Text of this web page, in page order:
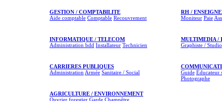
GESTION / COMPTABILITE
Aide comptable Comptable Recouvrement
RH /
Moniteur Paie
INFORMATIQUE / TELECOM
Administration bdd Installateur Technicien
MULTIMEDIA /
Graphiste / Studio
CARRIERES PUBLIQUES
Administration Armée Sanitaire / Social
Guide Éducateur
Photographe
AGRICULTURE / ENVIRONNEMENT
Ouvrier forestier Garde Champêtre